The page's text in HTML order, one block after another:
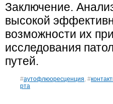
Заключение.
высокой
возможности их
исследования
путей.
#аутофлюоресценция, #
рта